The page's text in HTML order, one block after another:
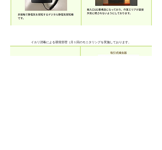
イカリ消毒による環境管理（月１回のモニタリングを実施しております。